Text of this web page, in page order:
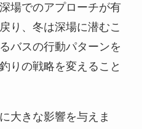
場でのアプローチが有
り、冬は深場に潜むこ
バスの行動パターンを
りの戦略を変えること
大きな影響を与えま